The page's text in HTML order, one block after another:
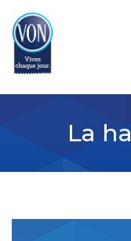
La